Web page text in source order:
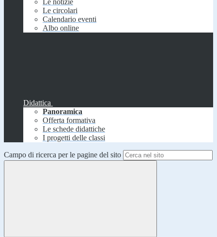
Le notizie
Le circolari
Calendario eventi
Albo online
Didattica
Panoramica
Offerta formativa
Le schede didattiche
I progetti delle classi
Campo di ricerca per le pagine del sito